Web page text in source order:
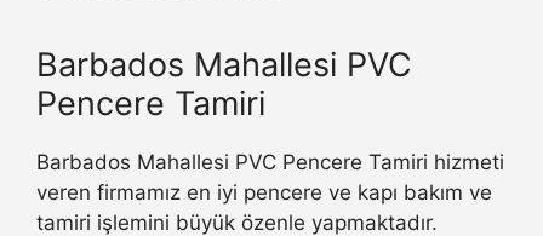
Barbados Mahallesi PVC
Pencere Tamiri
Barbados Mahallesi PVC Pencere Tamiri hizmeti
veren firmamız en iyi pencere ve kapı bakım ve
tamiri işlemini büyük özenle yapmaktadır.